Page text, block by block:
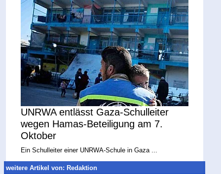
UNRWA entlässt Gaza-Schulleiter
wegen Hamas-Beteiligung am 7.
Oktober
Ein Schulleiter einer UNRWA-Schule in Gaza ...
weitere Artikel von: Redaktion